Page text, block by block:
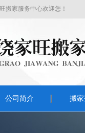
搬家服务中心欢迎您！
公司简介 搬家